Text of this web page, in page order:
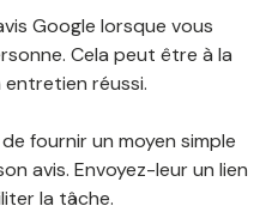
Google lorsque vous
Cela peut être à la
entretien réussi.
fournir un moyen simple
avis. Envoyez-leur un lien
la tâche.